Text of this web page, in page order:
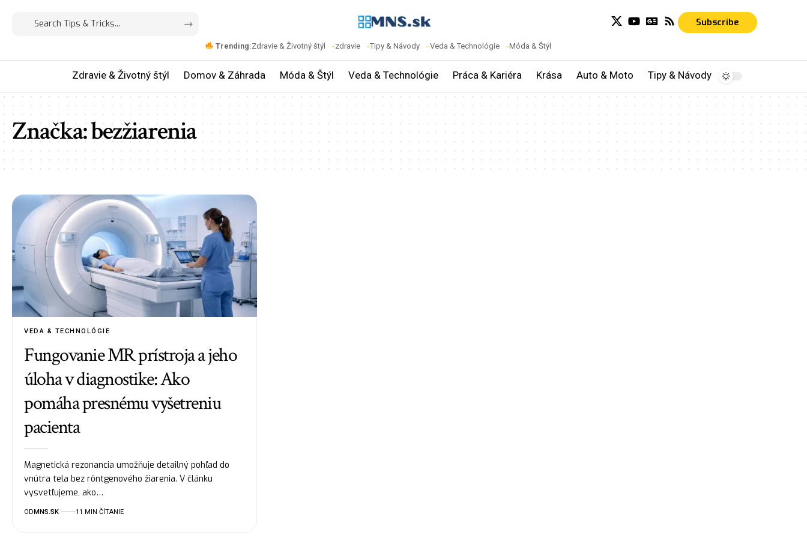
Trending:Zdravie & Životný štýl zdravie Tipy & Návody Veda & Technológie Móda & Štýl
Subscribe
Zdravie & Životný štýl Domov & Záhrada Móda & Štýl Veda & Technológie Práca & Kariéra Krása Auto & Moto Tipy & Návody
Značka:bezžiarenia
VEDA & TECHNOLÓGIE
Fungovanie MR prístroja a jeho
úloha v diagnostike: Ako
pomáha presnému vyšetreniu
pacienta
Magnetická rezonancia umožňuje detailný pohľad do
vnútra tela bez röntgenového žiarenia. V článku
vysvetľujeme, ako…
ODMNS.SK 11 MIN ČÍTANIE